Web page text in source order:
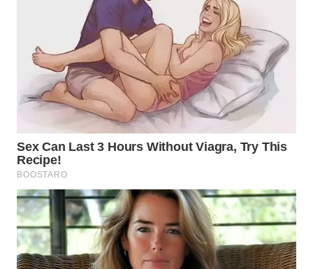
WN
MALUKU
WN
MALUT
WN
DAIRI
WN
DANAU
TOBA